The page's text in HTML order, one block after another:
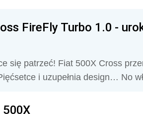
FireFly Turbo 1.0 -
się patrzeć! Fiat 500X Cross
i uzupełnia design… No